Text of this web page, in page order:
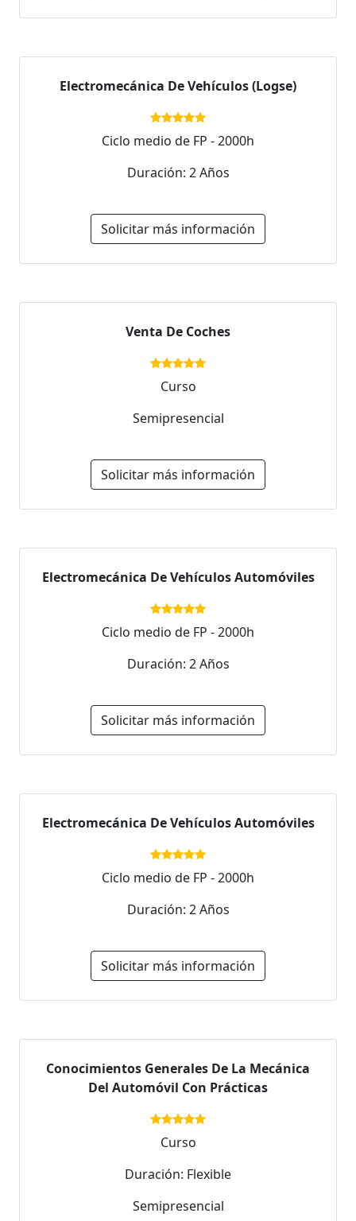
Electromecánica De Vehículos (Logse)
Ciclo medio de FP - 2000h
Duración: 2 Años
Solicitar más información
Venta De Coches
Curso
Semipresencial
Solicitar más información
Electromecánica De Vehículos Automóviles
Ciclo medio de FP - 2000h
Duración: 2 Años
Solicitar más información
Electromecánica De Vehículos Automóviles
Ciclo medio de FP - 2000h
Duración: 2 Años
Solicitar más información
Conocimientos Generales De La Mecánica
Del Automóvil Con Prácticas
Curso
Duración: Flexible
Semipresencial